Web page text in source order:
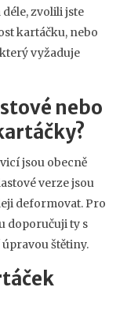
zvolili jste
kartáčku, nebo
vyžaduje
nebo
jsou obecně
verze jsou
deformovat. Pro
doporučuji ty s
štětiny.